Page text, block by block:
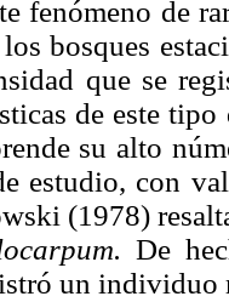
fenómeno de
bosques
que se
de este
su alto
estudio, con
(1978)
De
un individuo